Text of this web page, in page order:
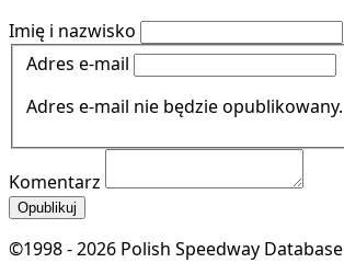
Imię i nazwisko
Adres e-mail
Adres e-mail nie będzie opublikowany.
Komentarz
Opublikuj
©1998 - 2026 Polish Speedway Database